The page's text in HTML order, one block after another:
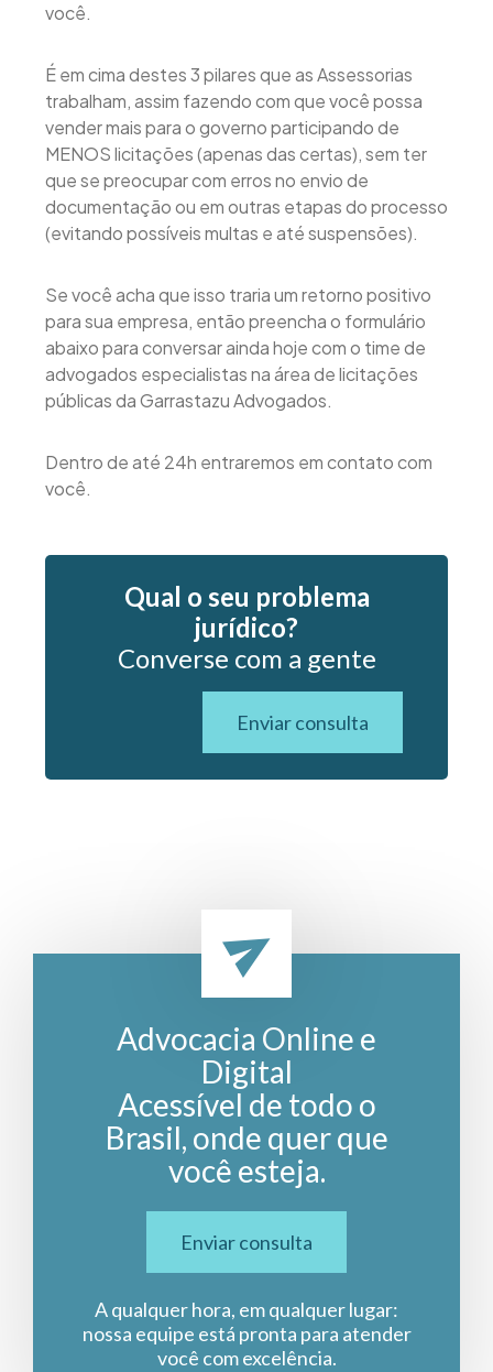
você.
É em cima destes 3 pilares que as Assessorias
trabalham, assim fazendo com que você possa
vender mais para o governo participando de
MENOS licitações (apenas das certas), sem ter
que se preocupar com erros no envio de
documentação ou em outras etapas do processo
(evitando possíveis multas e até suspensões).
Se você acha que isso traria um retorno positivo
para sua empresa, então preencha o formulário
abaixo para conversar ainda hoje com o time de
advogados especialistas na área de licitações
públicas da Garrastazu Advogados.
Dentro de até 24h entraremos em contato com
você.
Qual o seu problema
jurídico?
Converse com a gente
Enviar consulta
Advocacia Online e
Digital
Acessível de todo o
Brasil, onde quer que
você esteja.
Enviar consulta
A qualquer hora, em qualquer lugar:
nossa equipe está pronta para atender
você com excelência.